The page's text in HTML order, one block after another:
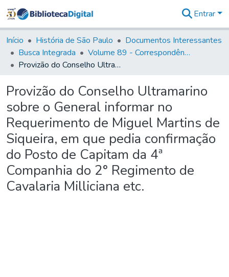
&
Coleções
Tudo na
Biblioteca
Estatísticas
Entrar
Início História de São Paulo
Documentos Interessantes
Busca Integrada
Volume 89 - Correspondência do então Governador e Capitão General de São Paulo, Antonio Manoel de Mello Castro (1797-1802)
Provizão do Conselho Ultramarino sobre o General informar no Requerimento de Miguel Martins de Siqueira, em que pedia confirmação do Posto de Capitam da 4ª Companhia do 2° Regimento de Cavalaria Milliciana etc.
Provizão do Conselho Ultramarino
sobre o General informar no
Requerimento de Miguel Martins de
Siqueira, em que pedia confirmação
do Posto de Capitam da 4ª
Companhia do 2° Regimento de
Cavalaria Milliciana etc.